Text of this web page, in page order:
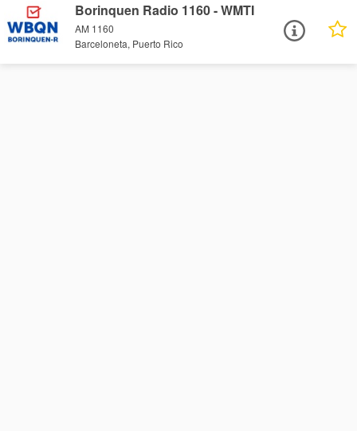
Borinquen Radio 1160 - WMTI
AM 1160
Barceloneta, Puerto Rico